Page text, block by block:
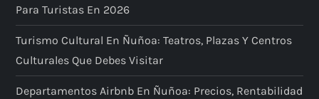
Para Turistas En 2026
Turismo Cultural En Ñuñoa: Teatros, Plazas Y Centros
Culturales Que Debes Visitar
Departamentos Airbnb En Ñuñoa: Precios, Rentabilidad